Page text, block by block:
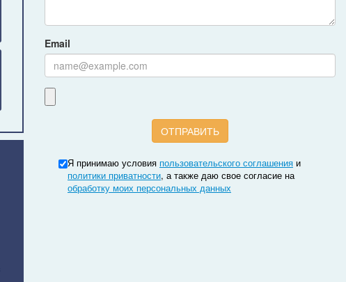
Email
Я принимаю условия пользовательского соглашения и
политики приватности, а также даю свое согласие на
обработку моих персональных данных